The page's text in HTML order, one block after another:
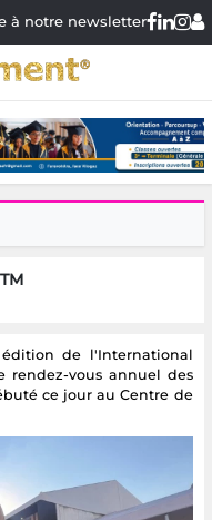
à notre newsletter
édition de l'International
rendez-vous annuel des
ce jour au Centre de